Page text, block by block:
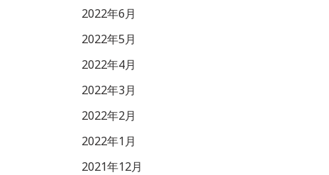
2022年6月
2022年5月
2022年4月
2022年3月
2022年2月
2022年1月
2021年12月